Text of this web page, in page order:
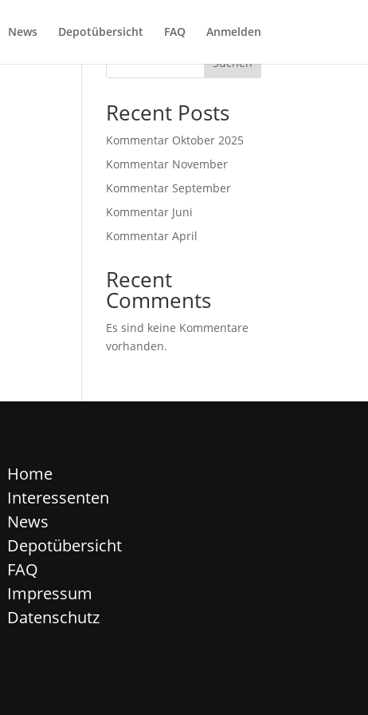
News Depotübersicht FAQ Anmelden
Suchen
Recent Posts
Kommentar Oktober 2025
Kommentar November
Kommentar September
Kommentar Juni
Kommentar April
Recent
Comments
Es sind keine Kommentare
vorhanden.
Home
Interessenten
News
Depotübersicht
FAQ
Impressum
Datenschutz